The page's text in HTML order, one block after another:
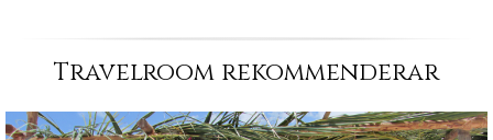
Travelroom rekommenderar